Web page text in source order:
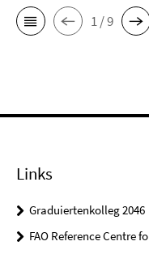
1 / 9
Links
Graduiertenkolleg 2046
FAO Reference Centre